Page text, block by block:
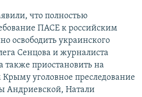
что полностью
ПАСЕ к российским
освободить украинского
Сенцова и журналиста
также приостановить на
уголовное преследование
Андриевской, Натали